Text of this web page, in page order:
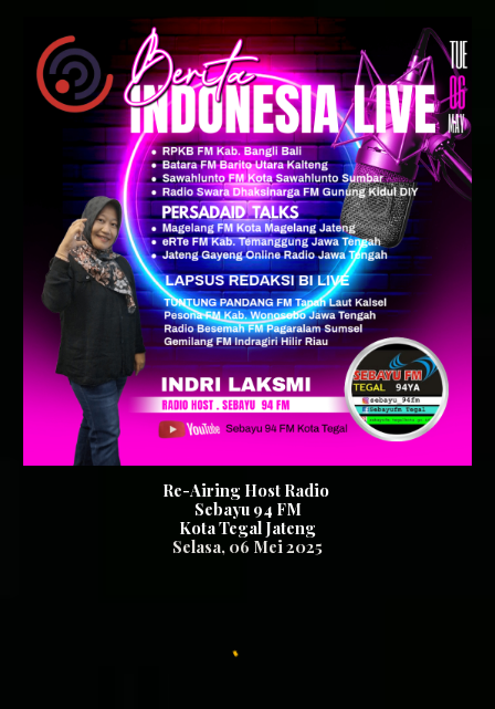
Re-Airing Host Radio
Sebayu 94 FM
Kota Tegal Jateng
Selasa, 06 Mei 2025